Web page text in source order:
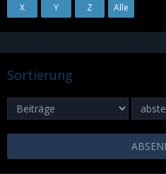
X Y Z Alle
Sortierung